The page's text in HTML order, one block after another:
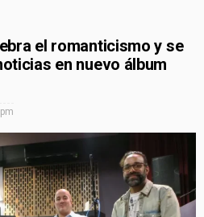
el romanticismo y se
en nuevo álbum